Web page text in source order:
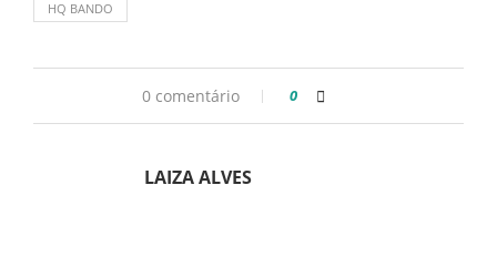
HQ BANDO
0 comentário 0
LAIZA ALVES